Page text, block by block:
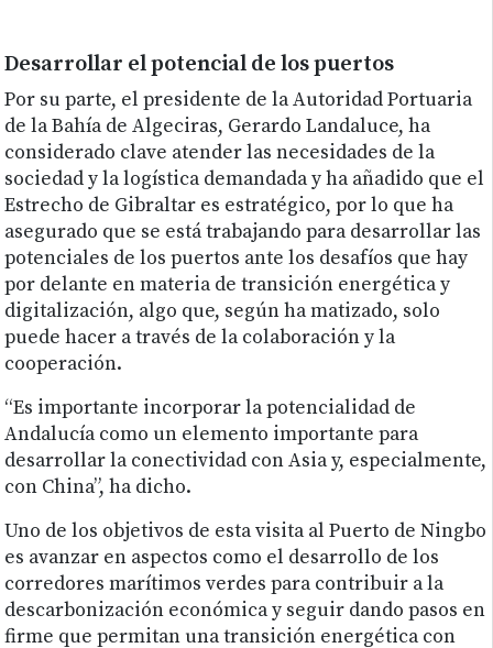
Desarrollar el potencial de los puertos
Por su parte, el presidente de la Autoridad Portuaria
de la Bahía de Algeciras, Gerardo Landaluce, ha
considerado clave atender las necesidades de la
sociedad y la logística demandada y ha añadido que el
Estrecho de Gibraltar es estratégico, por lo que ha
asegurado que se está trabajando para desarrollar las
potenciales de los puertos ante los desafíos que hay
por delante en materia de transición energética y
digitalización, algo que, según ha matizado, solo
puede hacer a través de la colaboración y la
cooperación.
“Es importante incorporar la potencialidad de
Andalucía como un elemento importante para
desarrollar la conectividad con Asia y, especialmente,
con China”, ha dicho.
Uno de los objetivos de esta visita al Puerto de Ningbo
es avanzar en aspectos como el desarrollo de los
corredores marítimos verdes para contribuir a la
descarbonización económica y seguir dando pasos en
firme que permitan una transición energética con